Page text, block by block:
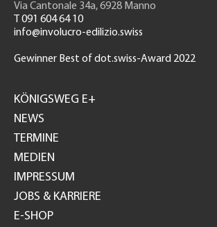
Via Cantonale 34a, 6928 Manno
T 091 604 64 10
info@involucro-edilizio.swiss
Gewinner Best of dot.swiss-Award 2022
GH
KÖNIGSWEG E+
NEWS
TERMINE
MEDIEN
IMPRESSUM
JOBS & KARRIERE
E-SHOP